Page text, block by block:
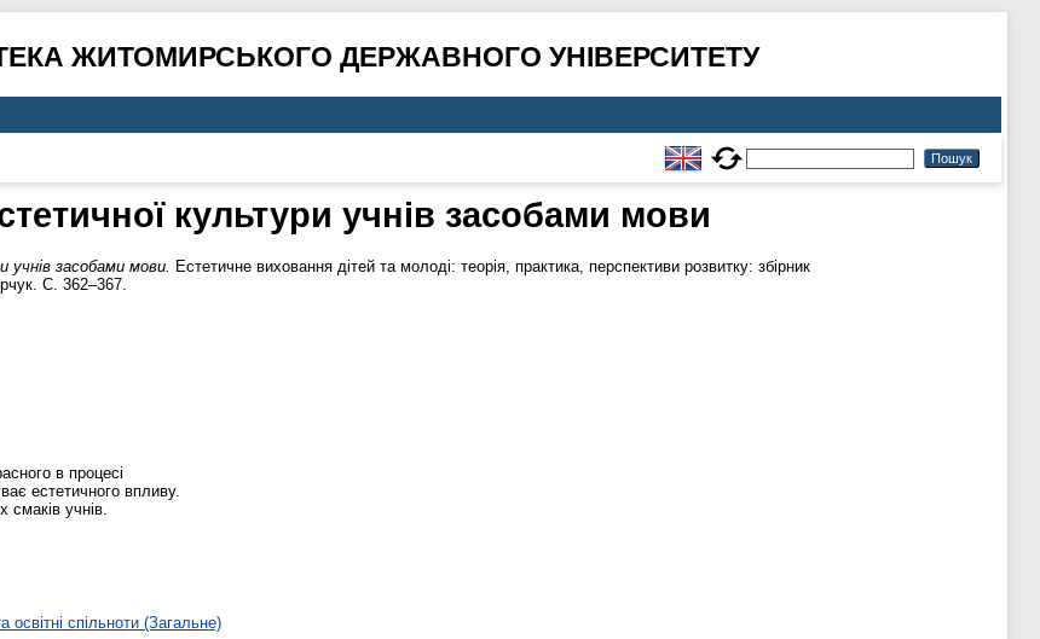
ЖИТОМИРСЬКОГО ДЕРЖАВНОГО УНІВЕРСИТЕТУ
культури учнів засобами мови
засобами мови. Естетичне виховання дітей та молоді: теорія, практика, перспективи розвитку: збірник
С. 362–367.
в процесі
естетичного впливу.
учнів.
освітні спільноти (Загальне)